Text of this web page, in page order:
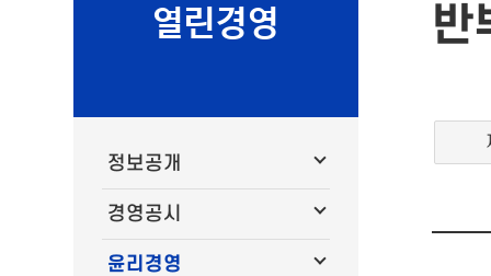
열린경영
정보공개
경영공시
윤리경영
반